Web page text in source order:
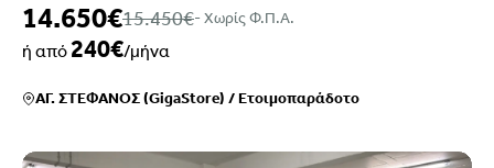
14.650€15.450€- Xωρίς Φ.Π.Α.
ή από240€/μήνα
ΑΓ. ΣΤΕΦΑΝΟΣ (GigaStore) /Ετοιμοπαράδοτο